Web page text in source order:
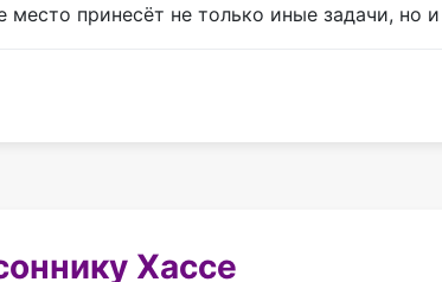
принесёт не только иные задачи, но
Хассе